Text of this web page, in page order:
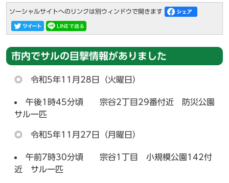
ソーシャルサイトへのリンクは別ウィンドウで開きます
市内でサルの目撃情報がありました
◎ 令和5年11月28日（火曜日）
午後1時45分頃 宗谷2丁目29番付近 防災公園
サル一匹
◎ 令和5年11月27日（月曜日）
午前7時30分頃 宗谷1丁目 小規模公園142付
近 サル一匹